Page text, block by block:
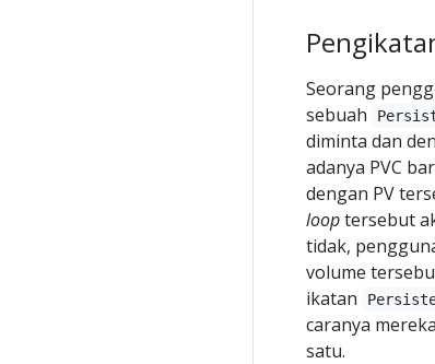
Seorang
sebuah
diminta dan
adanya PVC
dengan PV
looptersebut
tidak,
volume
ikatan
caranya
satu.